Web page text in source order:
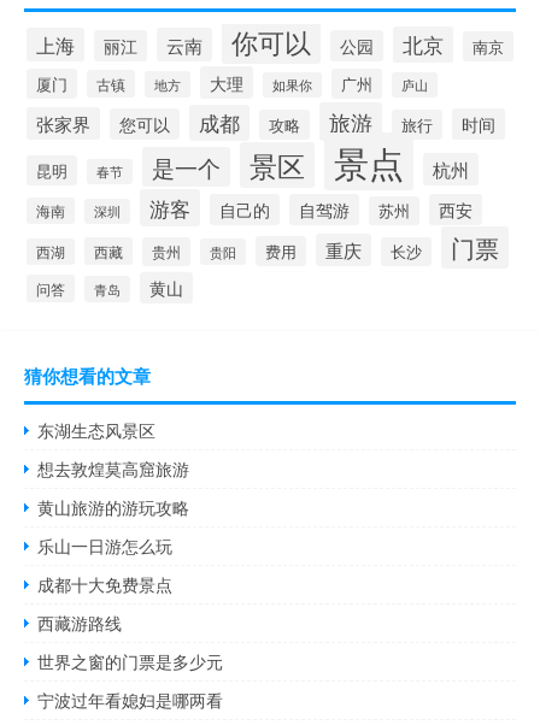
上海 丽江 云南 你可以 公园 北京
南京
厦门
古镇 地方 大理 如果你 广州 庐山
张家界 您可以 成都 攻略 旅游 旅行 时间
昆明 春节 是一个 景区 景点 杭州
海南 深圳 游客 自己的 自驾游 苏州 西安
西湖 西藏 贵州 贵阳 费用 重庆 长沙 门票
问答 青岛 黄山
猜你想看的文章
东湖生态风景区
想去敦煌莫高窟旅游
黄山旅游的游玩攻略
乐山一日游怎么玩
成都十大免费景点
西藏游路线
世界之窗的门票是多少元
宁波过年看媳妇是哪两看